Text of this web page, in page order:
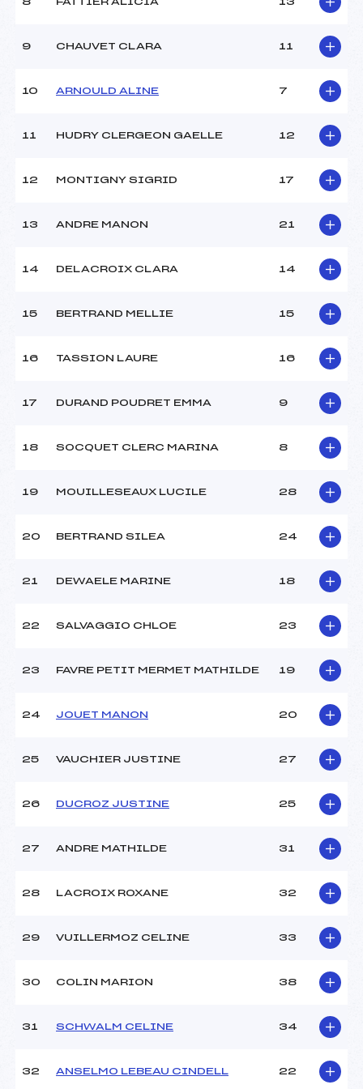
8 FATTIER ALICIA 13
9 CHAUVET CLARA 11
10 ARNOULD ALINE 7
11 HUDRY CLERGEON GAELLE 12
12 MONTIGNY SIGRID 17
13 ANDRE MANON 21
14 DELACROIX CLARA 14
15 BERTRAND MELLIE 15
16 TASSION LAURE 16
17 DURAND POUDRET EMMA 9
18 SOCQUET CLERC MARINA 8
19 MOUILLESEAUX LUCILE 28
20 BERTRAND SILEA 24
21 DEWAELE MARINE 18
22 SALVAGGIO CHLOE 23
23 FAVRE PETIT MERMET MATHILDE 19
24 JOUET MANON 20
25 VAUCHIER JUSTINE 27
26 DUCROZ JUSTINE 25
27 ANDRE MATHILDE 31
28 LACROIX ROXANE 32
29 VUILLERMOZ CELINE 33
30 COLIN MARION 38
31 SCHWALM CELINE 34
32 ANSELMO LEBEAU CINDELL 22